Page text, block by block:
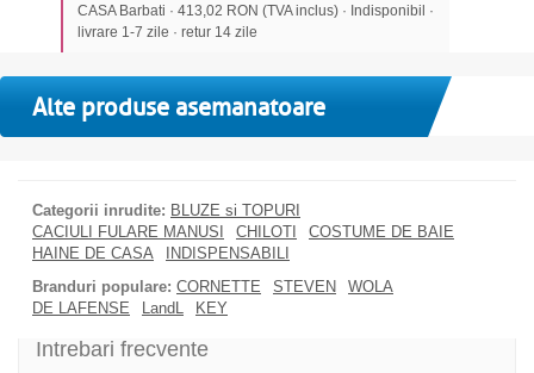
CASA Barbati · 413,02 RON (TVA inclus) · Indisponibil ·
livrare 1-7 zile · retur 14 zile
Alte produse asemanatoare
Categorii inrudite: BLUZE si TOPURI
CACIULI FULARE MANUSI
CHILOTI
COSTUME DE BAIE
HAINE DE CASA
INDISPENSABILI
Branduri populare: CORNETTE STEVEN
WOLA
DE LAFENSE
LandL KEY
Intrebari frecvente